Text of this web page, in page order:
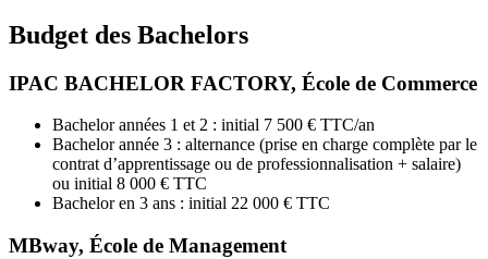
Budget des Bachelors
IPAC BACHELOR FACTORY, École de Commerce
Bachelor années 1 et 2 : initial 7 500 € TTC/an
Bachelor année 3 : alternance (prise en charge complète par le
contrat d’apprentissage ou de professionnalisation + salaire)
ou initial 8 000 € TTC
Bachelor en 3 ans : initial 22 000 € TTC
MBway, École de Management